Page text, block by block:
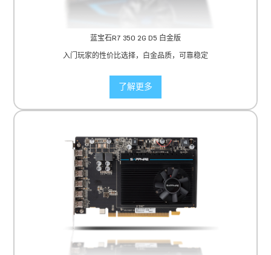
蓝宝石R7 350 2G D5 白金版
入门玩家的性价比选择，白金品质，可靠稳定
了解更多